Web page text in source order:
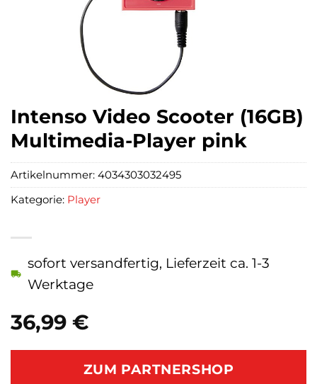
Intenso Video Scooter (16GB)
Multimedia-Player pink
36,99 €
sofort versandfertig, Lieferzeit ca. 1-3
Werktage
ZUM PARTNERSHOP
Artikelnummer: 4034303032495
Kategorie: Player